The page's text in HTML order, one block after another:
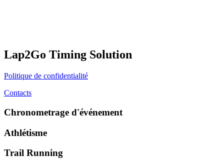
Lap2Go Timing Solution
Politique de confidentialité
Contacts
Chronometrage d'événement
Athlétisme
Trail Running